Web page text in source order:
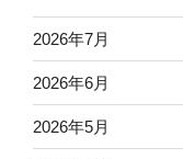
2026年7月
2026年6月
2026年5月